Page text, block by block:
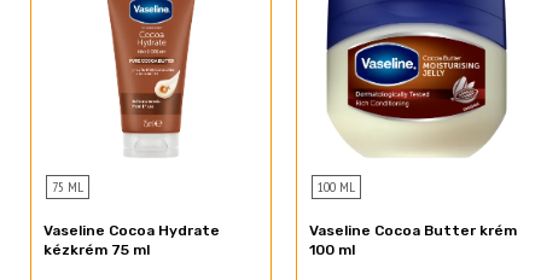
Phenoxyethanol
Methylparaben
Parfum
Magnesium Aluminum Silicate
Carbomer
Stearamide AMP
75 ML
Vaseline Cocoa Hydrate
kézkrém 75 ml
100 ML
Vaseline Cocoa Butter krém
100 ml